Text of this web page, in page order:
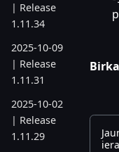
| Release
1.11.34
2025-10-09
| Release
1.11.31
2025-10-02
| Release
1.11.29